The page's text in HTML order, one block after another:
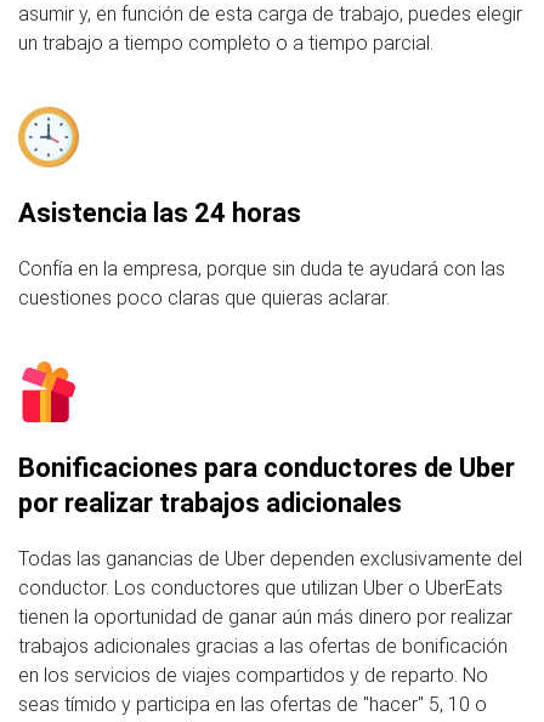
asumir y, en función de esta carga de trabajo, puedes elegir
un trabajo a tiempo completo o a tiempo parcial.
Asistencia las 24 horas
Confía en la empresa, porque sin duda te ayudará con las
cuestiones poco claras que quieras aclarar.
Bonificaciones para conductores de Uber
por realizar trabajos adicionales
Todas las ganancias de Uber dependen exclusivamente del
conductor. Los conductores que utilizan Uber o UberEats
tienen la oportunidad de ganar aún más dinero por realizar
trabajos adicionales gracias a las ofertas de bonificación
en los servicios de viajes compartidos y de reparto. No
seas tímido y participa en las ofertas de "hacer" 5, 10 o